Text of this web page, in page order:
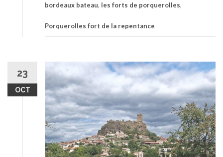
bordeaux bateau, les forts de porquerolles,
Porquerolles fort de la repentance
23
OCT